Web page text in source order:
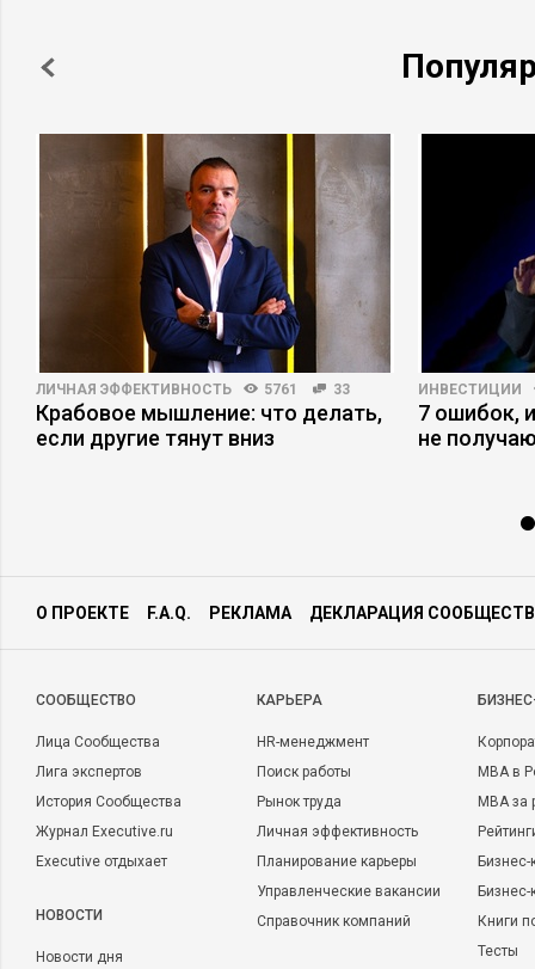
ЛИЧНАЯ ЭФФЕКТИВНОСТЬ 5761 33
Крабовое мышление: что делать,
если другие тянут вниз
ИНВЕСТИЦИИ
7 ошибок,
не
О ПРОЕКТЕ F.A.Q. РЕКЛАМА ДЕКЛАРАЦИЯ
CООБЩЕСТВО
Лица Сообщества
Лига экспертов
История Сообщества
Журнал Executive.ru
Executive отдыхает
НОВОСТИ
Новости дня
КАРЬЕРА
HR-менеджмент
Поиск работы
Рынок труда
Личная эффективность
Планирование карьеры
Управленческие вакансии
Справочник компаний
MBA в
MBA
Бизнес-
Книги
Тесты